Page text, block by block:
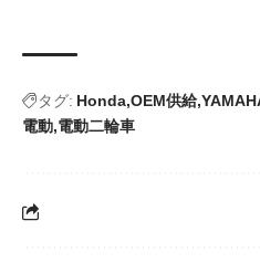
タグ: Honda OEM供給
電動 電動二輪車